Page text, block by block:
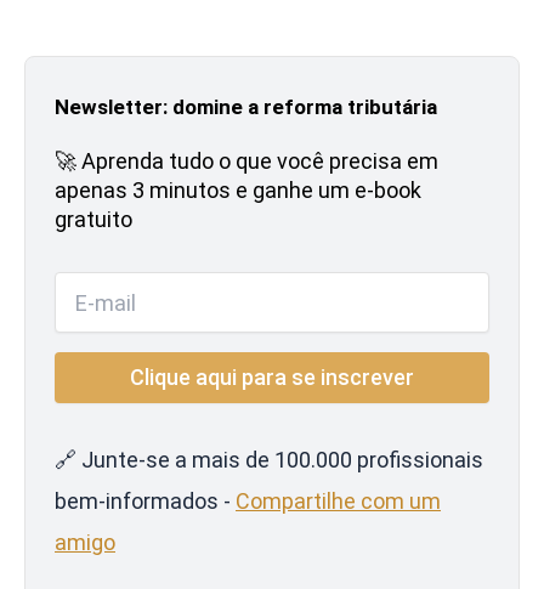
Newsletter: domine a reforma tributária
🚀 Aprenda tudo o que você precisa em
apenas 3 minutos e ganhe um e-book
gratuito
🔗 Junte-se a mais de 100.000 profissionais
bem-informados - Compartilhe com um
amigo